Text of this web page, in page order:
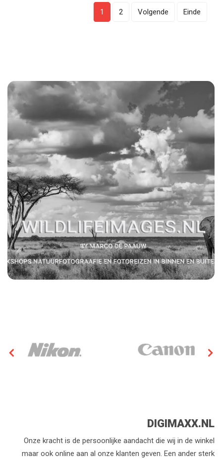
1 2 Volgende Einde
DIGIMAXX.NL
Onze kracht is de persoonlijke aandacht die wij in de winkel
maar ook online aan al onze klanten geven. Een ander sterk